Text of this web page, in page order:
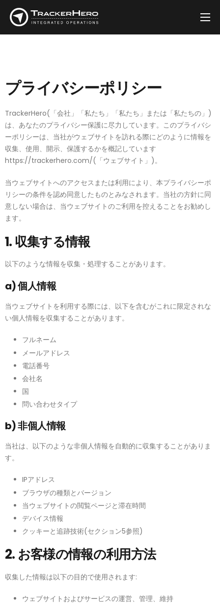
会社
ブログ
連絡先
プライバシーポリシー
TrackerHero(「会社」「私たち」「私たち」または「私たちの」)
は、あなたのプライバシー保護に尽力しています。このプライバシ
ーポリシーは、当社がウェブサイトを訪れる際にどのように情報を
収集、使用、開示、保護するかを概記しています
https://trackerhero.com/(「ウェブサイト」)。
当ウェブサイトへのアクセスまたは利用により、本プライバシーポ
リシーの条件を認め同意したものとみなされます。当社の方針に同
意しない場合は、当ウェブサイトのご利用を控えることをお勧めし
ます。
1. 収集する情報
以下のような情報を収集・処理することがあります。
a) 個人情報
当ウェブサイトを利用する際には、以下を含むがこれに限定されな
い個人情報を収集することがあります。
フルネーム
メールアドレス
電話番号
会社名
国
問い合わせタイプ
b) 非個人情報
当社は、以下のような非個人情報を自動的に収集することがありま
す。
IPアドレス
ブラウザの種類とバージョン
当ウェブサイトの閲覧ページと滞在時間
デバイス情報
クッキーと追跡技術(セクション5参照)
2. お客様の情報の利用方法
収集した情報は以下の目的で使用されます:
ウェブサイトおよびサービスの運営、管理、維持